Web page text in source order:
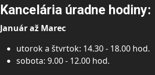
Kancelária úradne hodiny:
Január až Marec
utorok a štvrtok: 14.30 - 18.00 hod.
sobota: 9.00 - 12.00 hod.